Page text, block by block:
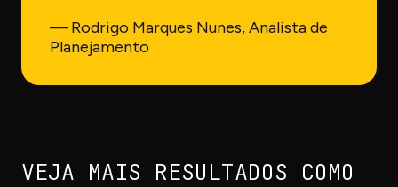
— Rodrigo Marques Nunes, Analista de
Planejamento
VEJA MAIS RESULTADOS COMO